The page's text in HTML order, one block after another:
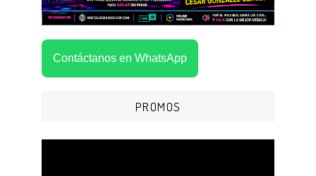
Contáctanos en WhatsApp
PROMOS